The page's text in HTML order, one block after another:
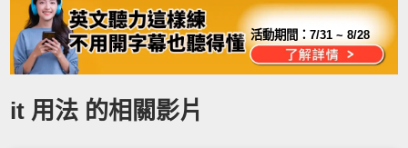
活動期間：7/31 ~ 8/28
it 用法 的相關影片